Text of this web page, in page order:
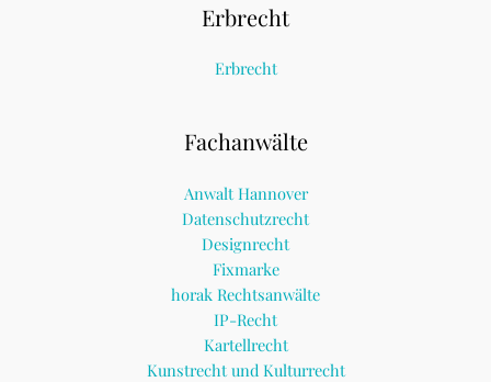
Erbrecht
Erbrecht
Fachanwälte
Anwalt Hannover
Datenschutzrecht
Designrecht
Fixmarke
horak Rechtsanwälte
IP-Recht
Kartellrecht
Kunstrecht und Kulturrecht